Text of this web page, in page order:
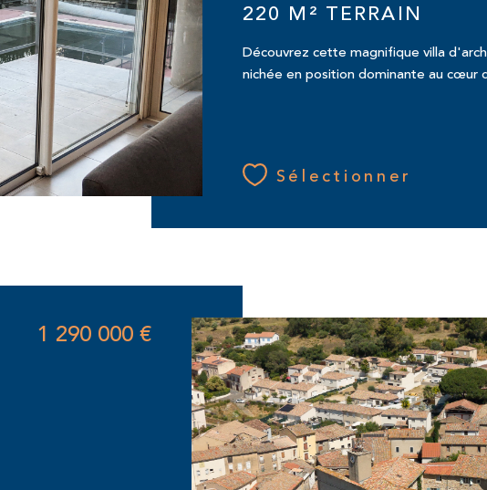
220 M² TERRAIN
Découvrez cette magnifique villa
nichée en position dominante au cœur
Sélectionner
1 290 000 €